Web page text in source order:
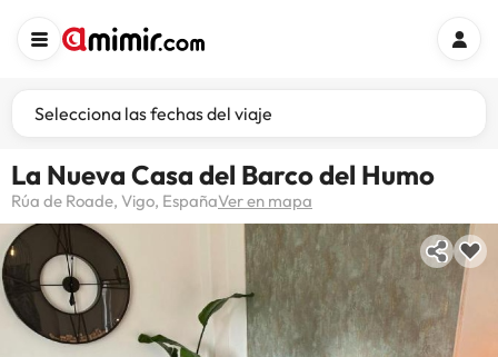
Selecciona las fechas del viaje
La Nueva Casa del Barco del Humo
Rúa de Roade, Vigo, EspañaVer en mapa